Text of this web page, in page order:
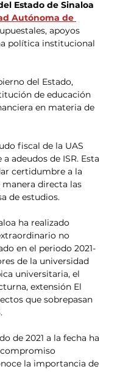
Estado de Sinaloa
Autónoma de
apoyos
política institucional
del Estado,
de educación
en materia de
fiscal de la UAS
adeudos de ISR. Esta
certidumbre a la
directa las
de estudios.
ha realizado
no
en el periodo 2021-
de la universidad
universitaria, el
extensión El
que sobrepasan
de 2021 a la fecha ha
compromiso
la importancia de